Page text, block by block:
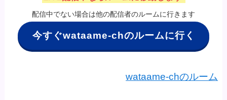
配信中でない場合は他の配信者のルームに行きます
今すぐwataame-chのルームに行く
wataame-chのルーム